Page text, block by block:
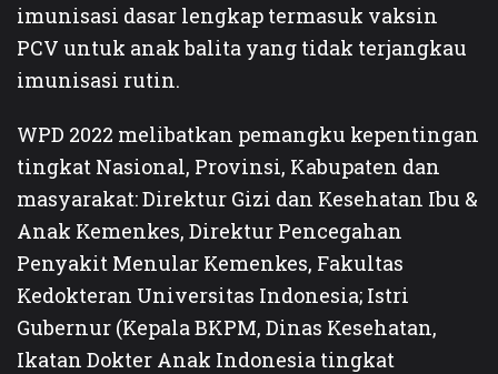
imunisasi dasar lengkap termasuk vaksin
PCV untuk anak balita yang tidak terjangkau
imunisasi rutin.
WPD 2022 melibatkan pemangku kepentingan
tingkat Nasional, Provinsi, Kabupaten dan
masyarakat: Direktur Gizi dan Kesehatan Ibu &
Anak Kemenkes, Direktur Pencegahan
Penyakit Menular Kemenkes, Fakultas
Kedokteran Universitas Indonesia; Istri
Gubernur (Kepala BKPM, Dinas Kesehatan,
Ikatan Dokter Anak Indonesia tingkat